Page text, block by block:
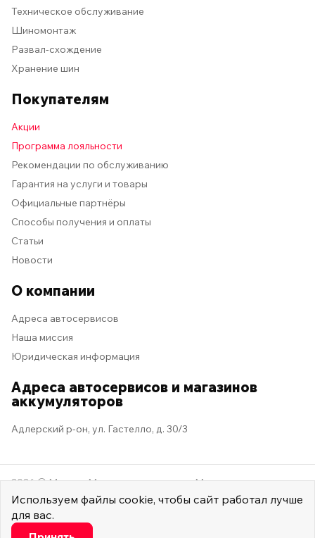
Техническое обслуживание
Шиномонтаж
Развал-схождение
Хранение шин
Покупателям
Акции
Программа лояльности
Рекомендации по обслуживанию
Гарантия на услуги и товары
Официальные партнёры
Способы получения и оплаты
Статьи
Новости
О компании
Адреса автосервисов
Наша миссия
Юридическая информация
Адреса автосервисов и магазинов
аккумуляторов
Адлерский р-он, ул. Гастелло, д. 30/3
2026 © Мастер Машина Мы в социальных сетях
Используем файлы cookie, чтобы сайт работал лучше
для вас.
Настроить